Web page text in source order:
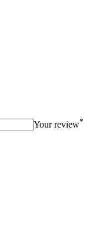
Your review*